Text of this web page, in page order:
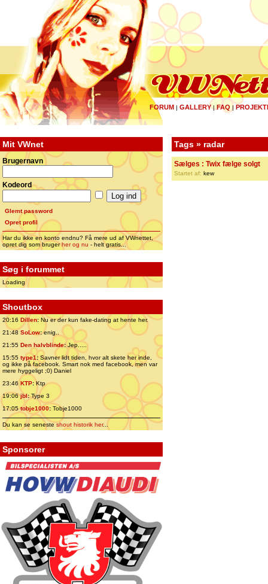
FORUM | GALLERY|FAQ |
Mit VWnet
Brugernavn
Kodeord
Glemt password
Opret profil
Har du ikke en konto endnu? Få mere ud af VWnettet,
opret dig som brugerher og nu - helt gratis...
Søg i forummet
Loading
Shoutbox
20:16 Dillen: Nu er der kun fake-dating at hente her.
21:48 SoLow:enig..
21:55 Den halvblinde:Jep.....
15:55 type1:Savner lidt tiden, hvor alt skete her inde,
og ikke på facebook. Smart nok med facebook, men var
mere hyggeligt ;0) Daniel
23:46 KTP:Ktp
19:06jbl:Type 3
17:05tobje1000: Tobje1000
Du kan se senesteshout historik her...
Sponsorer
Tags » radar
Sælges : Twix fælge solgt
Startet af: kew